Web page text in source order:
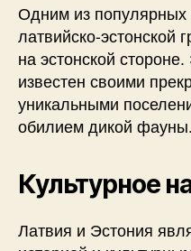
Одним из
латвийско-эстонской
на эстонской
известен своими
уникальными
обилием дикой фауны.
Культурное
Латвия и Эстония